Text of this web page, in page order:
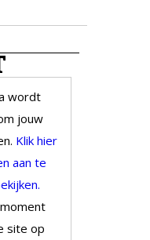
wordt
jouw
Klik hier
aan te
site op